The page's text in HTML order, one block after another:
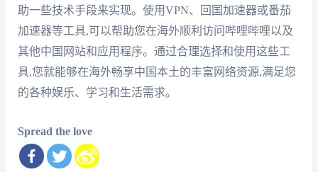
助一些技术手段来实现。使用VPN、回国加速器或番茄
加速器等工具,可以帮助您在海外顺利访问哔哩哔哩以及
其他中国网站和应用程序。通过合理选择和使用这些工
具,您就能够在海外畅享中国本土的丰富网络资源,满足您
的各种娱乐、学习和生活需求。
Spread the love